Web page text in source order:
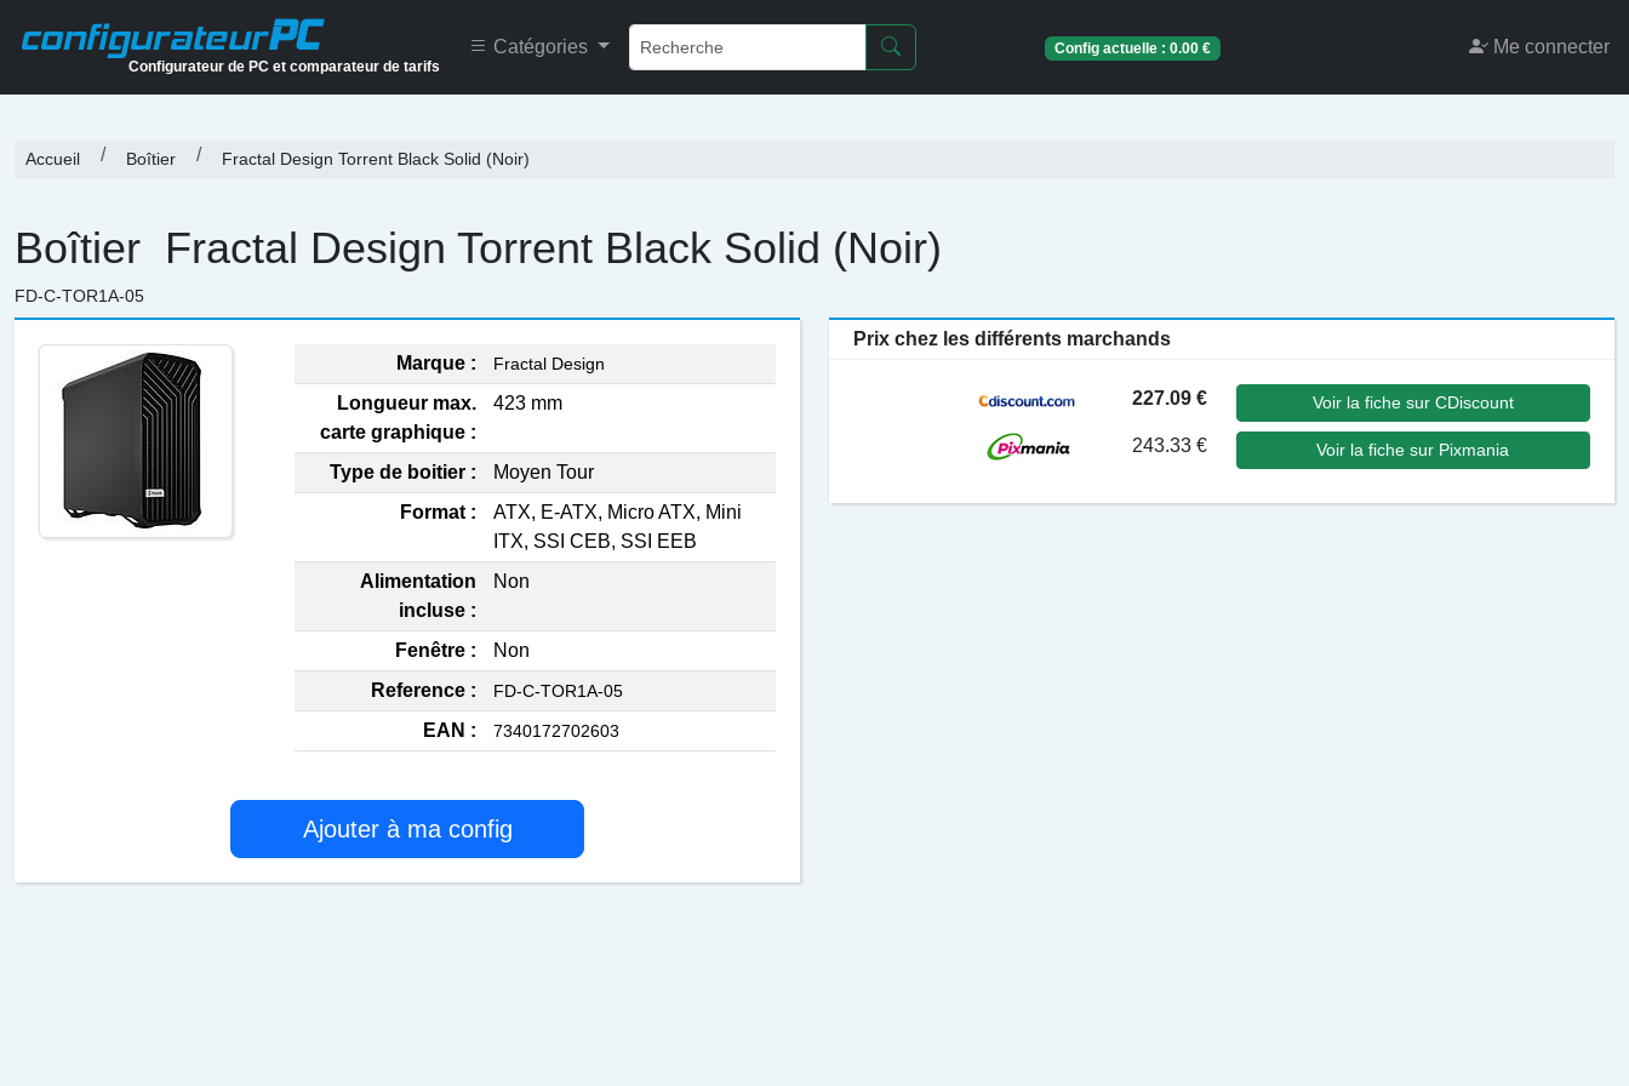
configurateurPC
Configurateur de PC et comparateur de tarifs
Catégories Config actuelle :0.00 € Me connecter
Accueil Boîtier Fractal Design Torrent Black Solid (Noir)
Boîtier Fractal Design Torrent Black Solid (Noir)
FD-C-TOR1A-05
Marque : Fractal Design
Longueur max.
carte graphique :
423 mm
Type de boitier :
Moyen Tour
Format :
ATX, E-ATX, Micro ATX, Mini
ITX, SSI CEB, SSI EEB
Alimentation
incluse :
Non
Fenêtre :
Non
Reference :
FD-C-TOR1A-05
EAN : 7340172702603
Ajouter à ma config
Prix chez les différents marchands
227.09 € Voir la fiche sur CDiscount
243.33 € Voir la fiche sur Pixmania